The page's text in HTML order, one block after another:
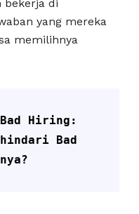
bekerja di
yang mereka
memilihnya
Bad Hiring:
Bad